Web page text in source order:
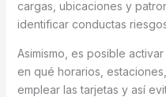
cargas, ubicaciones y
identificar conductas
Asimismo, es posible
en qué horarios,
emplear las tarjetas y así